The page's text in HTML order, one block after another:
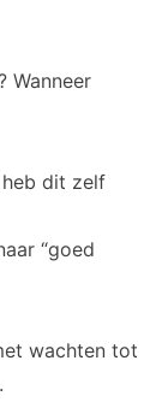
Wanneer
heb dit zelf
“goed
wachten tot